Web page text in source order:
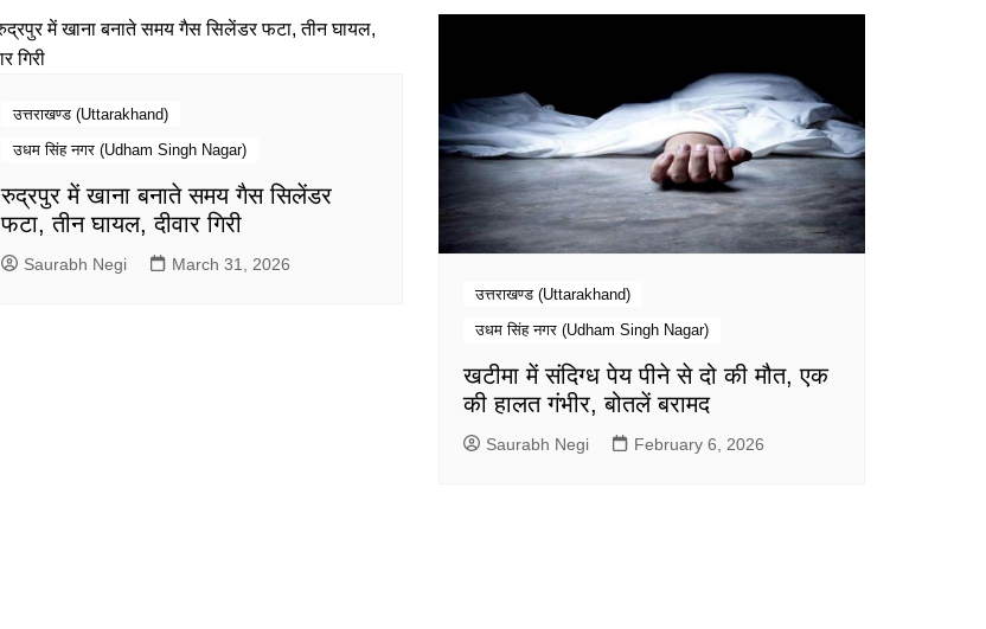
उत्तराखण्ड (Uttarakhand)
उधम सिंह नगर (Udham Singh Nagar)
रुद्रपुर में खाना बनाते समय गैस सिलेंडर
फटा, तीन घायल, दीवार गिरी
Saurabh Negi March 31, 2026
उत्तराखण्ड (Uttarakhand)
उधम सिंह नगर (Udham Singh Nagar)
खटीमा में संदिग्ध पेय पीने से दो की मौत, एक
की हालत गंभीर, बोतलें बरामद
Saurabh Negi February 6, 2026